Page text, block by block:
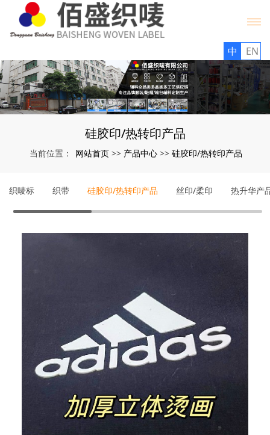
中 EN
硅胶印/热转印产品
当前位置： 网站首页>> 产品中心>> 硅胶印/热转印产品
织唛标 织带 硅胶印/热转印产品 丝印/柔印 热升华产